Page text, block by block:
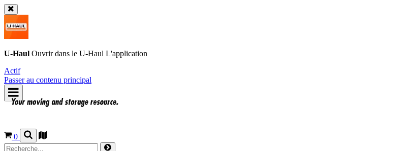
U-Haul Ouvrir dans le U-Haul L'application
Actif
Passer au contenu principal
0